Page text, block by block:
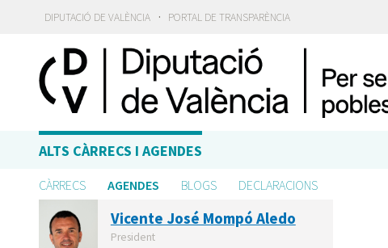
DIPUTACIÓ DE VALÈNCIA · PORTAL DE TRANSPARÈNCIA
ALTS CÀRRECS I AGENDES
CÀRRECS AGENDES BLOGS DECLARACIONS
Vicente José Mompó Aledo
President